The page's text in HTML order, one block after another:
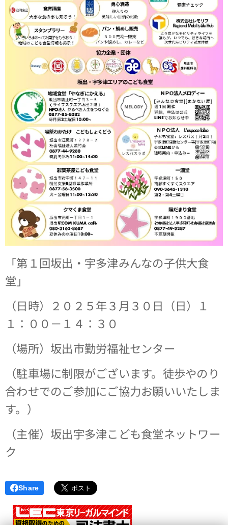
「第１回坂出・宇多津みんなの子供大食
堂」
（日時）２０２５年３月３０日（日）１
１：００－１４：３０
（場所）坂出市勤労福祉センター
（駐車場に制限がございます。徒歩やのり
合わせでのご参加にご協力お願いいたしま
す。）
（主催）坂出宇多津こども食堂ネットワー
ク
Share